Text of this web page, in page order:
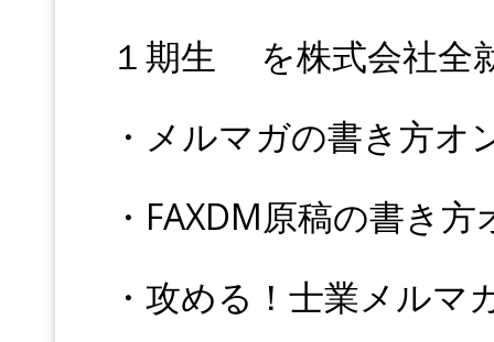
１期生 を株式会社全
・メルマガの書き方
・FAXDM原稿の書き
・攻める！士業メルマ